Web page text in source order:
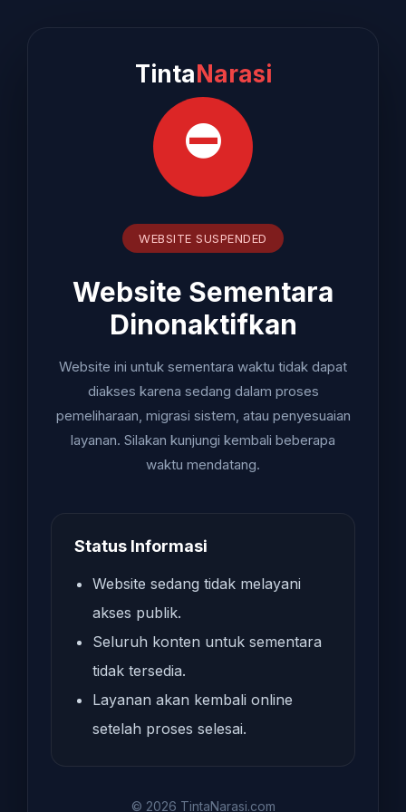
TintaNarasi
⛔
WEBSITE SUSPENDED
Website Sementara
Dinonaktifkan
Website ini untuk sementara waktu tidak dapat
diakses karena sedang dalam proses
pemeliharaan, migrasi sistem, atau penyesuaian
layanan. Silakan kunjungi kembali beberapa
waktu mendatang.
Status Informasi
Website sedang tidak melayani
akses publik.
Seluruh konten untuk sementara
tidak tersedia.
Layanan akan kembali online
setelah proses selesai.
© 2026 TintaNarasi.com